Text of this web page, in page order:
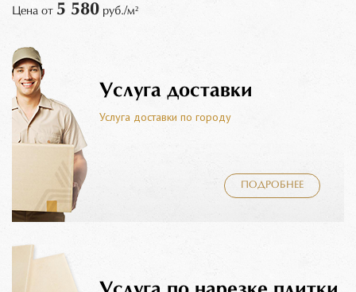
Цена от 5 580 руб./м²
Услуга доставки
Услуга доставки по городу
ПОДРОБНЕЕ